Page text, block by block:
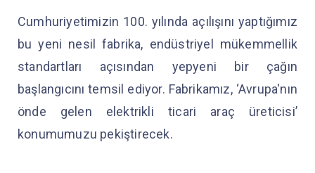
Cumhuriyetimizin 100. yılında açılışını yaptığımız
bu yeni nesil fabrika, endüstriyel mükemmellik
standartları açısından yepyeni bir çağın
başlangıcını temsil ediyor. Fabrikamız, ‘Avrupa'nın
önde gelen elektrikli ticari araç üreticisi’
konumumuzu pekiştirecek.